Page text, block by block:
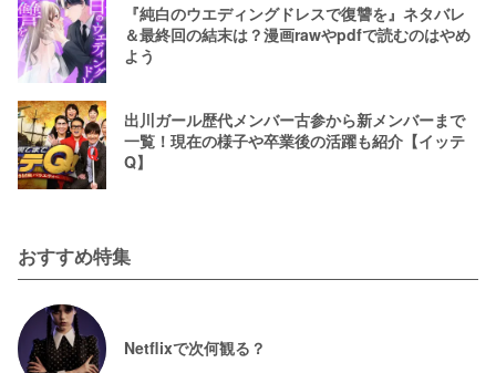
『純白のウエディングドレスで復讐を』ネタバレ
＆最終回の結末は？漫画rawやpdfで読むのはやめ
よう
出川ガール歴代メンバー古参から新メンバーまで
一覧！現在の様子や卒業後の活躍も紹介【イッテ
Q】
おすすめ特集
Netflixで次何観る？